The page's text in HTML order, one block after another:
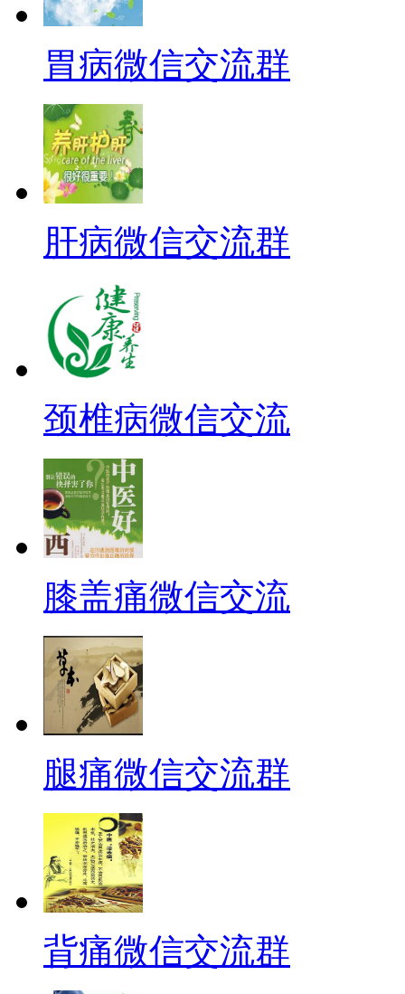
胃病微信交流群
肝病微信交流群
颈椎病微信交流
膝盖痛微信交流
腿痛微信交流群
背痛微信交流群